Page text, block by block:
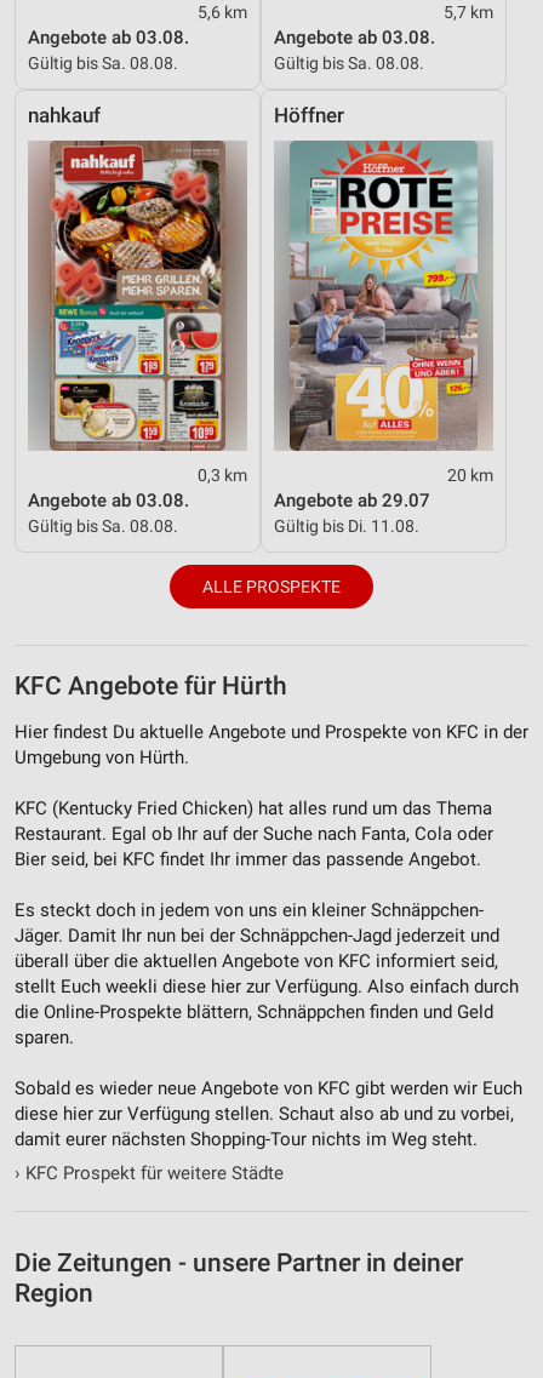
5,6 km
Angebote ab 03.08.
Gültig bis Sa. 08.08.
5,7 km
Angebote ab 03.08.
Gültig bis Sa. 08.08.
nahkauf
0,3 km
Angebote ab 03.08.
Gültig bis Sa. 08.08.
Höffner
20 km
Angebote ab 29.07
Gültig bis Di. 11.08.
ALLE PROSPEKTE
KFC Angebote für Hürth
Hier findest Du aktuelle Angebote und Prospekte von KFC in der
Umgebung von Hürth.
KFC (Kentucky Fried Chicken) hat alles rund um das Thema
Restaurant. Egal ob Ihr auf der Suche nach Fanta, Cola oder
Bier seid, bei KFC findet Ihr immer das passende Angebot.
Es steckt doch in jedem von uns ein kleiner Schnäppchen-
Jäger. Damit Ihr nun bei der Schnäppchen-Jagd jederzeit und
überall über die aktuellen Angebote von KFC informiert seid,
stellt Euch weekli diese hier zur Verfügung. Also einfach durch
die Online-Prospekte blättern, Schnäppchen finden und Geld
sparen.
Sobald es wieder neue Angebote von KFC gibt werden wir Euch
diese hier zur Verfügung stellen. Schaut also ab und zu vorbei,
damit eurer nächsten Shopping-Tour nichts im Weg steht.
› KFC Prospekt für weitere Städte
Die Zeitungen - unsere Partner in deiner
Region